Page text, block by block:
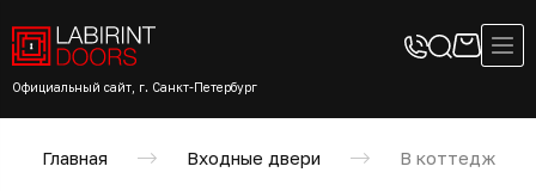
Официальный сайт, г. Санкт-Петербург
Главная Входные двери В коттедж